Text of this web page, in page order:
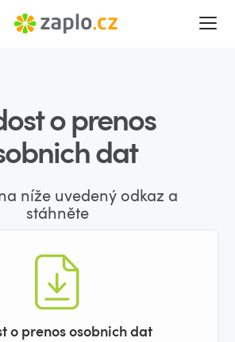
o prenos
dat
níže uvedený odkaz a
stáhněte
o prenos osobnich dat